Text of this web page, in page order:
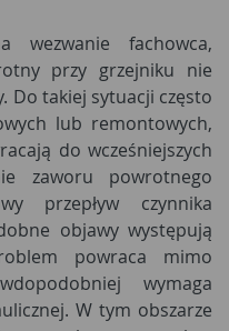
wezwanie fachowca,
przy grzejniku nie
Do takiej sytuacji często
lub remontowych,
do wcześniejszych
zaworu powrotnego
przepływ czynnika
objawy występują
powraca mimo
wymaga
W tym obszarze